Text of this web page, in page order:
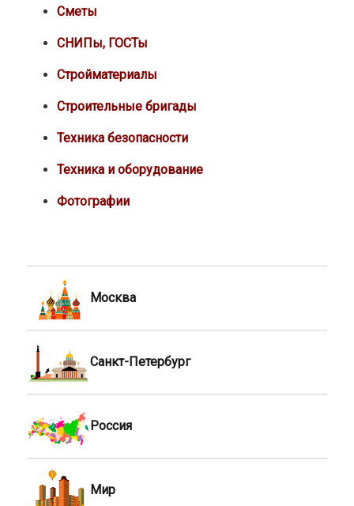
Сметы
СНИПы, ГОСТы
Стройматериалы
Строительные бригады
Техника безопасности
Техника и оборудование
Фотографии
Москва
Санкт-Петербург
Россия
Мир